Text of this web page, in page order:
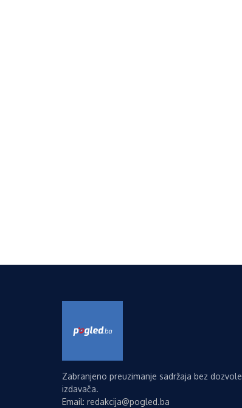
Zabranjeno preuzimanje sadržaja bez dozvole
izdavača.
Email: redakcija@pogled.ba